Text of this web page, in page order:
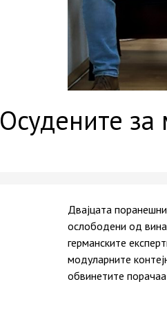
Осудените за
Двајцата
ослободени од
германските
модуларните
обвинетите